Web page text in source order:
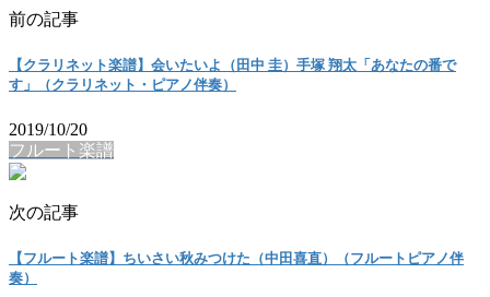
前の記事
【クラリネット楽譜】会いたいよ（田中 圭）手塚 翔太「あなたの番で
す」（クラリネット・ピアノ伴奏）
2019/10/20
フルート楽譜
次の記事
【フルート楽譜】ちいさい秋みつけた（中田喜直）（フルートピアノ伴
奏）